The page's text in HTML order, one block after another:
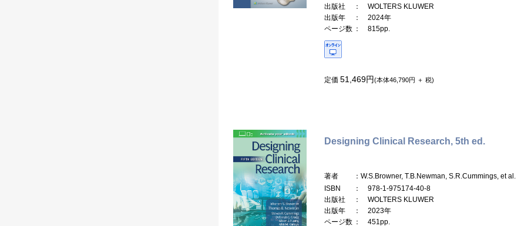
出版社
： WOLTERS KLUWER
出版年
： 2024年
ページ数 ： 815pp.
定価 51,469円(本体46,790円 ＋ 税)
Designing Clinical Research, 5th ed.
著者
：W.S.Browner, T.B.Newman, S.R.Cummings, et al.
ISBN
： 978-1-975174-40-8
出版社
： WOLTERS KLUWER
出版年
： 2023年
ページ数 ： 451pp.